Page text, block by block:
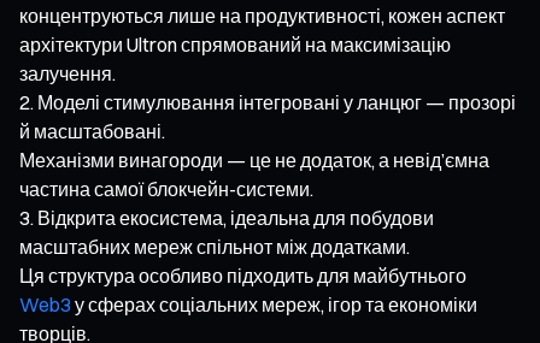
концентруються лише на продуктивності, кожен аспект
архітектури Ultron спрямований на максимізацію
залучення.
Моделі стимулювання інтегровані у ланцюг — прозорі
й масштабовані.
Механізми винагороди — це не додаток, а невід’ємна
частина самої блокчейн-системи.
Відкрита екосистема, ідеальна для побудови
масштабних мереж спільнот між додатками.
Ця структура особливо підходить для майбутнього
Web3 у сферах соціальних мереж, ігор та економіки
творців.